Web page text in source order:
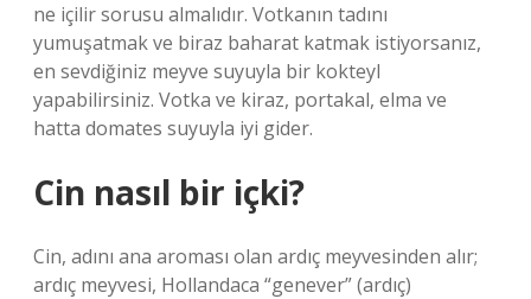
ne içilir sorusu almalıdır. Votkanın tadını
yumuşatmak ve biraz baharat katmak istiyorsanız,
en sevdiğiniz meyve suyuyla bir kokteyl
yapabilirsiniz. Votka ve kiraz, portakal, elma ve
hatta domates suyuyla iyi gider.
Cin nasıl bir içki?
Cin, adını ana aroması olan ardıç meyvesinden alır;
ardıç meyvesi, Hollandaca “genever” (ardıç)